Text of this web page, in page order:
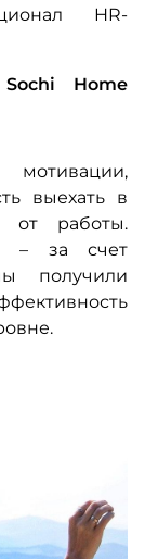
HR-
Home
выехать в
работы.
– за счет
получили